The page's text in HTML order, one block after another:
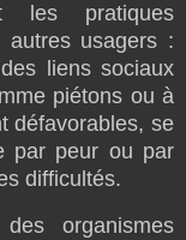
les pratiques
autres usagers :
liens sociaux
piétons ou à
défavorables, se
par peur ou par
difficultés.
organismes